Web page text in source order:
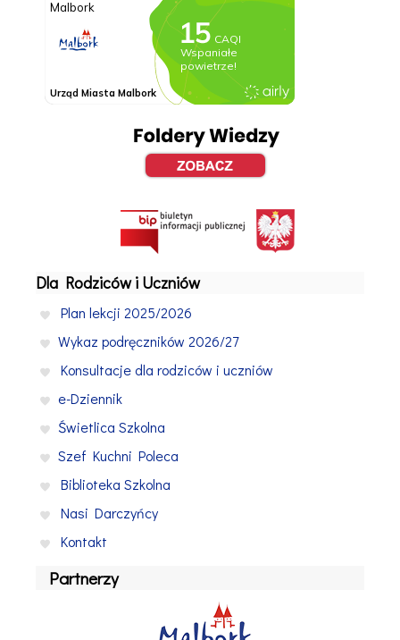
Dla Rodziców i Uczniów
Plan lekcji 2025/2026
Wykaz podręczników 2026/27
Konsultacje dla rodziców i uczniów
e-Dziennik
Świetlica Szkolna
Szef Kuchni Poleca
Biblioteka Szkolna
Nasi Darczyńcy
Kontakt
Partnerzy